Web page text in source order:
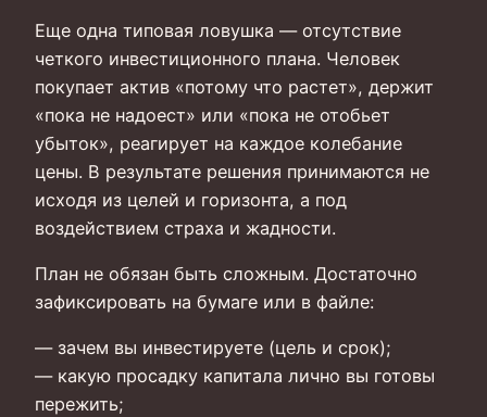
Еще одна типовая ловушка — отсутствие
четкого инвестиционного плана. Человек
покупает актив «потому что растет», держит
«пока не надоест» или «пока не отобьет
убыток», реагирует на каждое колебание
цены. В результате решения принимаются не
исходя из целей и горизонта, а под
воздействием страха и жадности.
План не обязан быть сложным. Достаточно
зафиксировать на бумаге или в файле:
— зачем вы инвестируете (цель и срок);
— какую просадку капитала лично вы готовы
пережить;